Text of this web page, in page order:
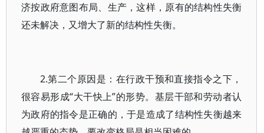
济按政府意图布局、生产，这样，原有的结构性失衡
还未解决，又增大了新的结构性失衡。
2.第二个原因是：在行政干预和直接指令之下，
很容易形成“大干快上”的形势。基层干部和劳动者认
为政府的指令是正确的，于是造成了结构性失衡越来